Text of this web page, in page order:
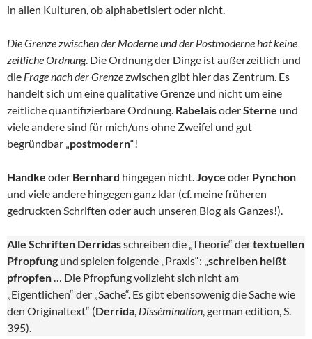
in allen Kulturen, ob alphabetisiert oder nicht.
Die Grenze zwischen der Moderne und der Postmoderne hat keine
zeitliche Ordnung. Die Ordnung der Dinge ist außerzeitlich und
die Frage nach der Grenzezwischen gibt hier das Zentrum. Es
handelt sich um eine qualitative Grenze und nicht um eine
zeitliche quantifizierbare Ordnung. RabelaisoderSterne und
viele andere sind für mich/uns ohne Zweifel und gut
begründbar „postmodern“!
Handke oder Bernhard hingegen nicht.Joyce oder Pynchon
und viele andere hingegen ganz klar (cf. meine früheren
gedruckten Schriften oder auch unseren Blog als Ganzes!).
Alle Schriften Derridasschreiben die „Theorie“ dertextuellen
Pfropfung und spielen folgende „Praxis“: „schreiben heißt
pfropfen… Die Pfropfung vollzieht sich nicht am
„Eigentlichen“ der „Sache“. Es gibt ebensowenig die Sache wie
den Originaltext“ (Derrida, Dissémination, german edition, S.
395).